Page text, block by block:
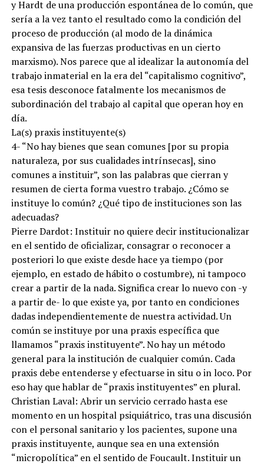
y Hardt de una producción espontánea de lo común, que
sería a la vez tanto el resultado como la condición del
proceso de producción (al modo de la dinámica
expansiva de las fuerzas productivas en un cierto
marxismo). Nos parece que al idealizar la autonomía del
trabajo inmaterial en la era del “capitalismo cognitivo”,
esa tesis desconoce fatalmente los mecanismos de
subordinación del trabajo al capital que operan hoy en
día.
La(s) praxis instituyente(s)
4- “No hay bienes que sean comunes [por su propia
naturaleza, por sus cualidades intrínsecas], sino
comunes a instituir”, son las palabras que cierran y
resumen de cierta forma vuestro trabajo. ¿Cómo se
instituye lo común? ¿Qué tipo de instituciones son las
adecuadas?
Pierre Dardot: Instituir no quiere decir institucionalizar
en el sentido de oficializar, consagrar o reconocer a
posteriori lo que existe desde hace ya tiempo (por
ejemplo, en estado de hábito o costumbre), ni tampoco
crear a partir de la nada. Significa crear lo nuevo con -y
a partir de- lo que existe ya, por tanto en condiciones
dadas independientemente de nuestra actividad. Un
común se instituye por una praxis específica que
llamamos “praxis instituyente”. No hay un método
general para la institución de cualquier común. Cada
praxis debe entenderse y efectuarse in situ o in loco. Por
eso hay que hablar de “praxis instituyentes” en plural.
Christian Laval: Abrir un servicio cerrado hasta ese
momento en un hospital psiquiátrico, tras una discusión
con el personal sanitario y los pacientes, supone una
praxis instituyente, aunque sea en una extensión
“micropolítica” en el sentido de Foucault. Instituir un